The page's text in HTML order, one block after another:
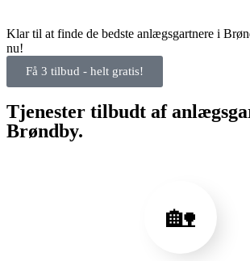
Klar til at finde de bedste anlægsgartnere i
nu!
Få 3 tilbud - helt gratis!
Tjenester tilbudt af
Brøndby.
🏡